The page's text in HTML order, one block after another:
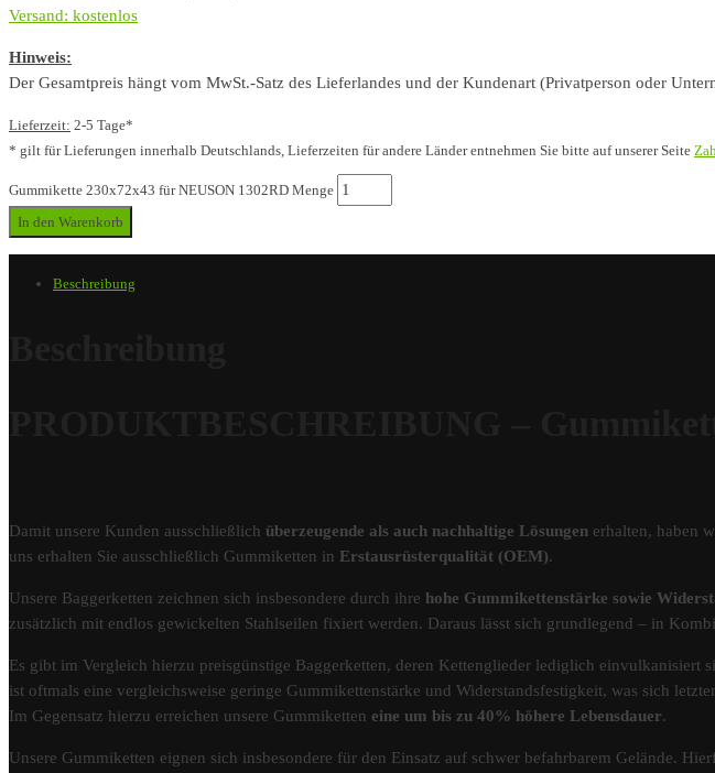
Versand: kostenlos
Hinweis:
Der Gesamtpreis hängt vom MwSt.-Satz des Lieferlandes und der Kundenart (Privatperson oder
Lieferzeit: 2-5 Tage*
* gilt für Lieferungen innerhalb Deutschlands, Lieferzeiten für andere Länder entnehmen Sie bitte auf unserer Seite
Gummikette 230x72x43 für NEUSON 1302RD Menge
In den Warenkorb
Beschreibung
Damit unsere Kunden ausschließlich überzeugende als auch nachhaltige Lösungen erhalten, haben
uns erhalten Sie ausschließlich Gummiketten in Erstausrüsterqualität (OEM).
Unsere Baggerketten zeichnen sich insbesondere durch ihre hohe Gummikettenstärke sowie
zusätzlich mit endlos gewickelten Stahlseilen fixiert werden. Daraus lässt sich grundlegend – in
Es gibt im Vergleich hierzu preisgünstige Baggerketten, deren Kettenglieder lediglich
ist oftmals eine vergleichsweise geringe Gummikettenstärke und Widerstandsfestigkeit, was sich
Im Gegensatz hierzu erreichen unsere Gummiketten eine um bis zu 40% höhere Lebensdauer.
Unsere Gummiketten eignen sich insbesondere für den Einsatz auf schwer befahrbarem Gelände.